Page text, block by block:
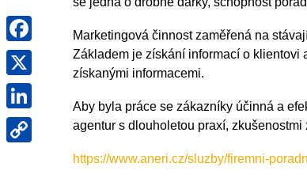
Marketingová činnost zaměřená na
Základem je získání informací o klientovi
získanými informacemi.
Aby byla práce se zákazníky účinná a
agentur s dlouholetou praxí,
https://www.aneri.cz/sluzby/firemni-
Facebook
LinkedIn
Copy
Link